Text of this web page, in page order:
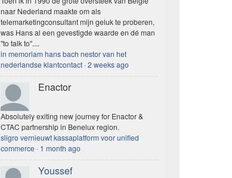
naar Nederland maakte om als
telemarketingconsultant mijn geluk te proberen,
was Hans al een gevestigde waarde en dé man
"to talk to"....
in memoriam hans bach nestor van het
nederlandse klantcontact ·2 weeks ago
Enactor
Absolutely exiting new journey for Enactor &
CTAC partnership in Benelux region.
sligro vernieuwt kassaplatform voor unified
commerce · 1 month ago
Youssef